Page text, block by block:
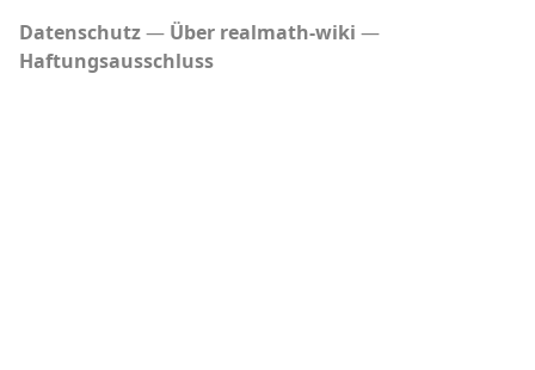
Datenschutz
Über realmath-wiki
Haftungsausschluss